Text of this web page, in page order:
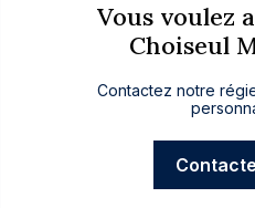
Vous voulez
Choiseul
Contactez notre